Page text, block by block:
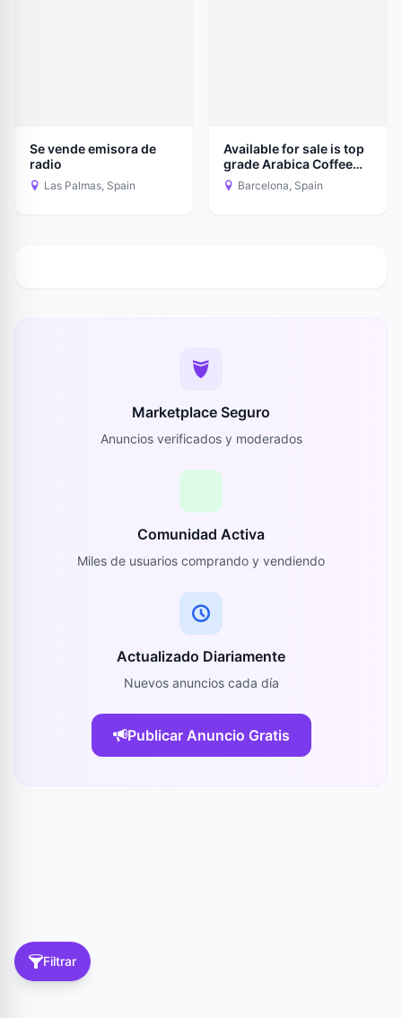
Filtrar
Se vende emisora de
radio
Las Palmas, Spain
Available for sale is top
grade Arabica Coffee
Beans, Robusta Coffee
Beans, Green Coffee
Barcelona, Spain
Marketplace Seguro
Anuncios verificados y moderados
Comunidad Activa
Miles de usuarios comprando y vendiendo
Actualizado Diariamente
Nuevos anuncios cada día
Publicar Anuncio Gratis